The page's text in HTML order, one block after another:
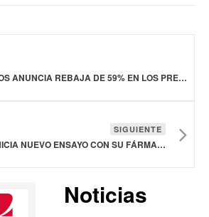
ESTADOS UNIDOS ANUNCIA REBAJA DE 59% EN LOS PRECIOS DE LOS MEDICAMENTOS EN EL PAÍS
SIGUIENTE
ZEALAND PHARMA INICIA NUEVO ENSAYO CON SU FÁRMACO CONTRA LA OBESIDAD
Noticias